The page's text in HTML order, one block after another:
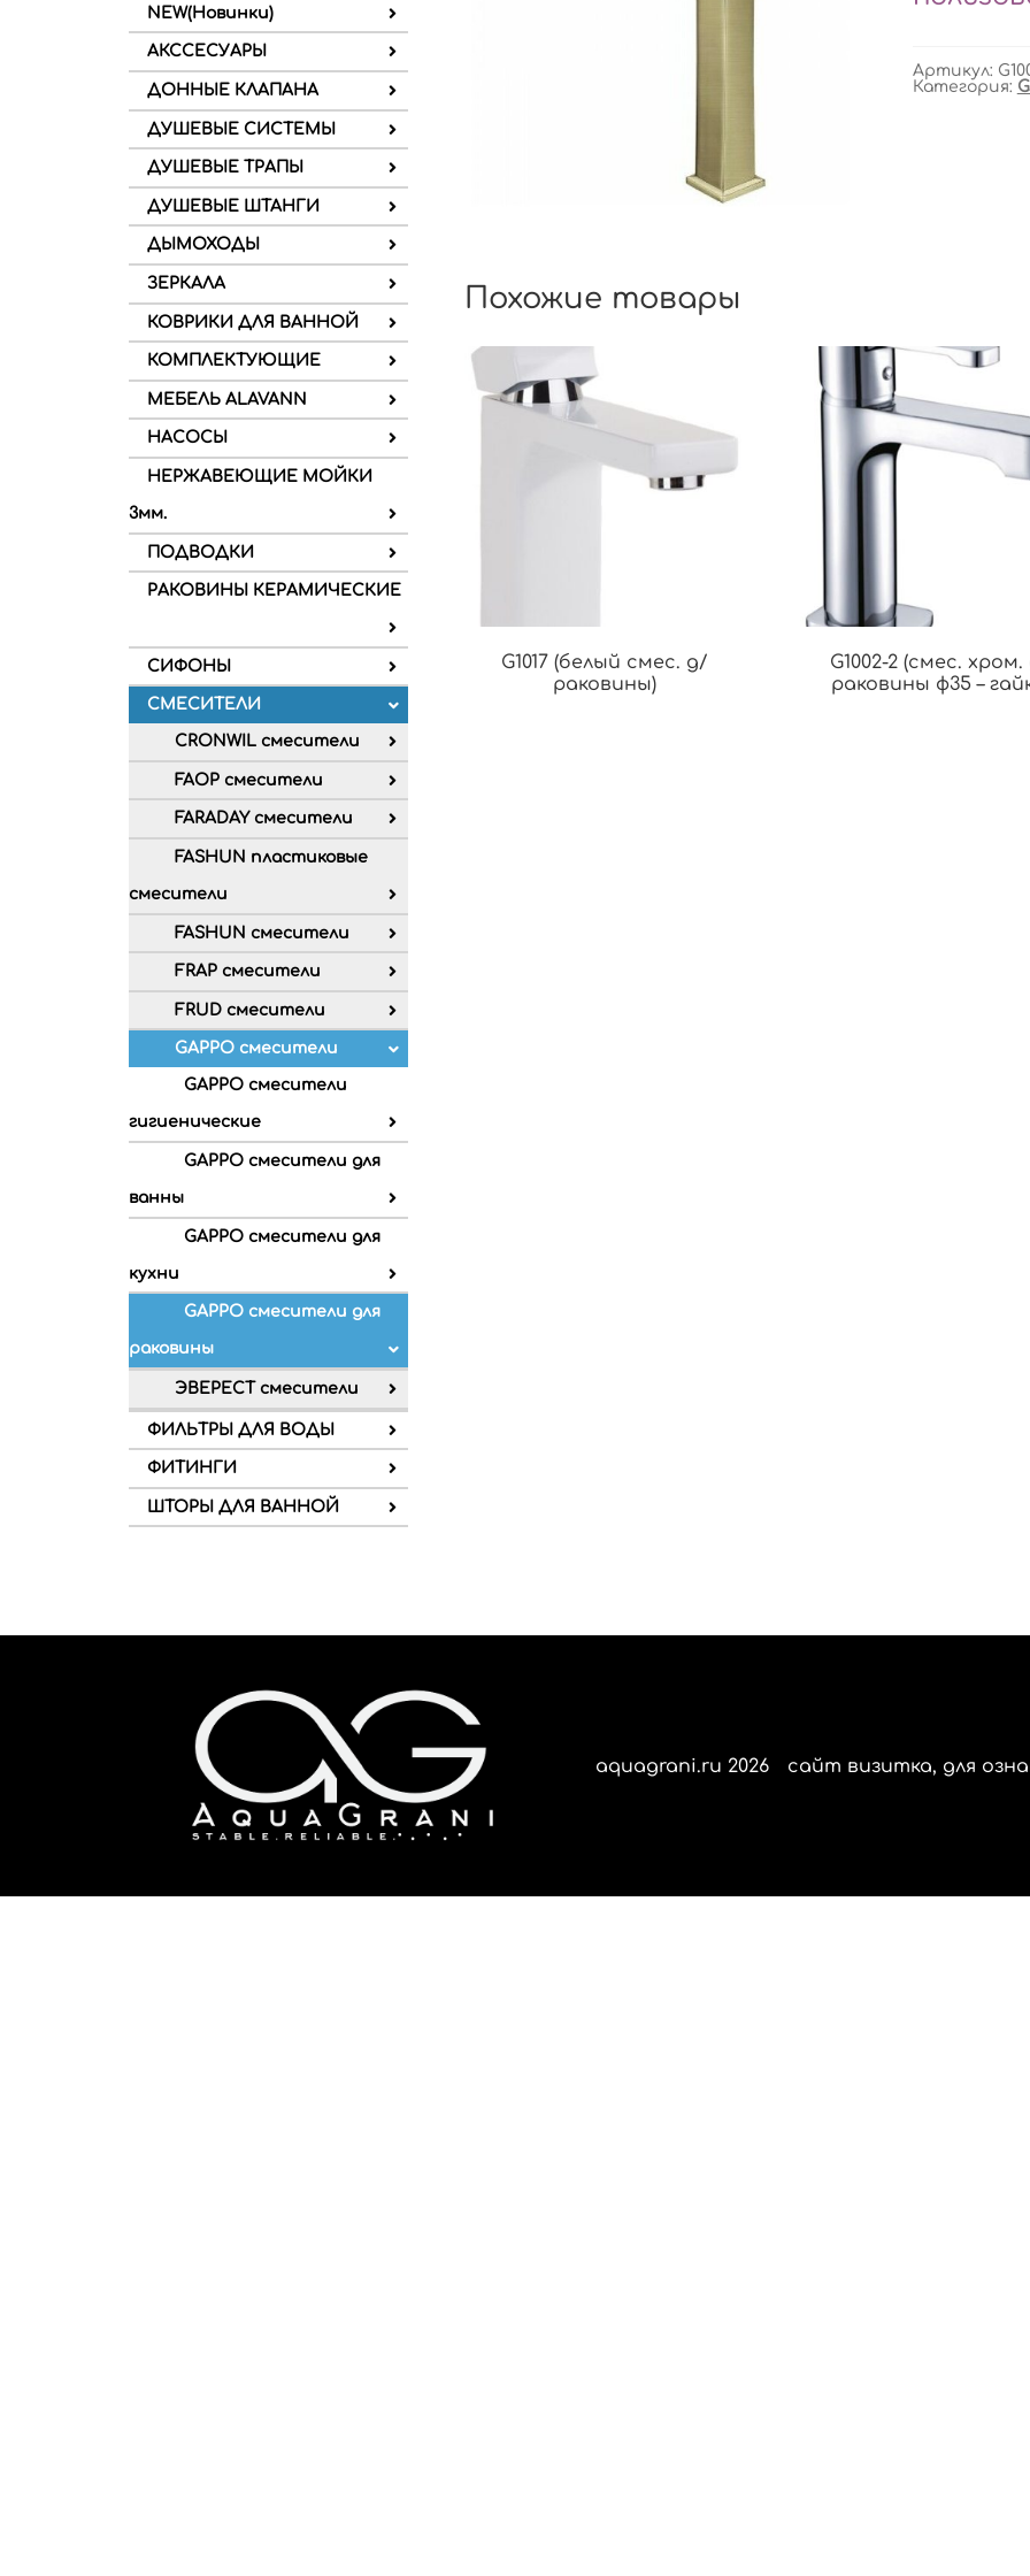
NEW(Новинки)
АКССЕСУАРЫ
ДОННЫЕ КЛАПАНА
ДУШЕВЫЕ СИСТЕМЫ
ДУШЕВЫЕ ТРАПЫ
ДУШЕВЫЕ ШТАНГИ
ДЫМОХОДЫ
ЗЕРКАЛА
КОВРИКИ ДЛЯ ВАННОЙ
КОМПЛЕКТУЮЩИЕ
МЕБЕЛЬ ALAVANN
НАСОСЫ
НЕРЖАВЕЮЩИЕ МОЙКИ
3мм.
ПОДВОДКИ
РАКОВИНЫ КЕРАМИЧЕСКИЕ
СИФОНЫ
СМЕСИТЕЛИ
CRONWIL смесители
FAOP смесители
FARADAY смесители
FASHUN пластиковые
смесители
FASHUN смесители
FRAP смесители
FRUD смесители
GAPPO смесители
GAPPO смесители
гигиенические
GAPPO смесители для
ванны
GAPPO смесители для
кухни
GAPPO смесители для
раковины
ЭВЕРЕСТ смесители
ФИЛЬТРЫ ДЛЯ ВОДЫ
ФИТИНГИ
ШТОРЫ ДЛЯ ВАННОЙ
Артикул:
Категория:
Похожие товары
G1017 (белый смес. д/
раковины)
G1002-2 (смес.
раковины ф35 –
aquagrani.ru 2026 сайт визитка, для